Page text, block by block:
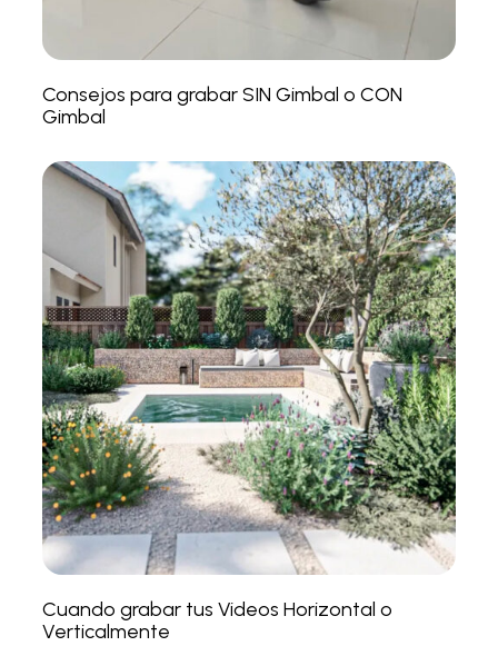
Consejos para grabar SIN Gimbal o CON
Gimbal
Cuando grabar tus Videos Horizontal o
Verticalmente